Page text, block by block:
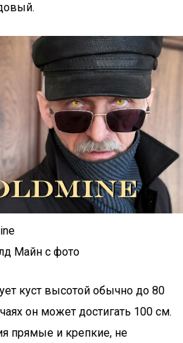
Майн с фото
куст высотой обычно до 80
он может достигать 100 см.
прямые и крепкие, не